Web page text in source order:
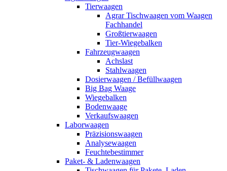
Tierwaagen
Agrar Tischwaagen vom Waagen
Fachhandel
Großtierwaagen
Tier-Wiegebalken
Fahrzeugwaagen
Achslast
Stahlwaagen
Dosierwaagen / Befüllwaagen
Big Bag Waage
Wiegebalken
Bodenwaage
Verkaufswaagen
Laborwaagen
Präzisionswaagen
Analysewaagen
Feuchtebestimmer
Paket- & Ladenwaagen